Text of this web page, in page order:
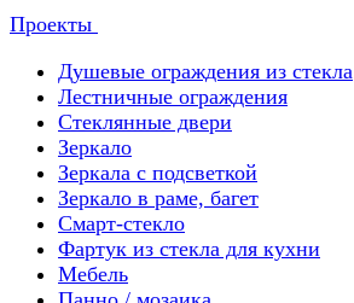
Проекты
Душевые ограждения из стекла
Лестничные ограждения
Стеклянные двери
Зеркало
Зеркала с подсветкой
Зеркало в раме, багет
Смарт-стекло
Фартук из стекла для кухни
Мебель